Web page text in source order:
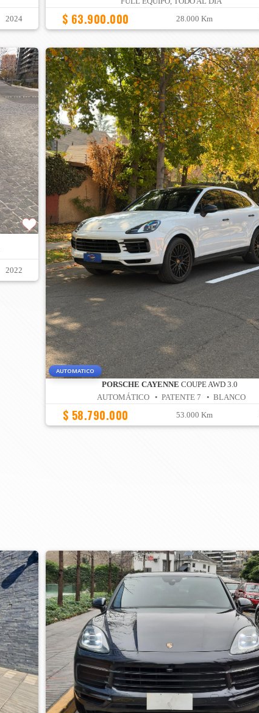
2024 $ 63.900.000 28.000 Km
2022
AUTOMATICO
PORSCHE CAYENNE COUPE AWD 3.0
AUTOMÁTICO • PATENTE 7 • BLANCO
$ 58.790.000 53.000 Km